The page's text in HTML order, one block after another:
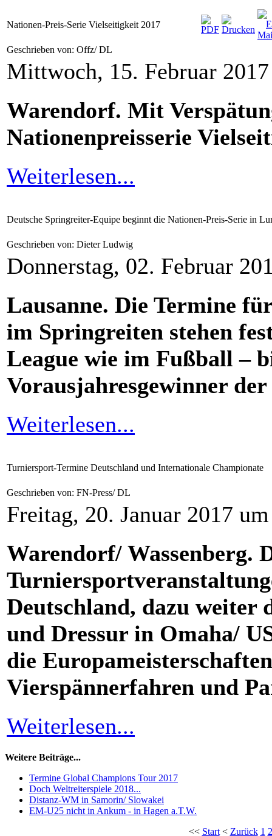
Nationen-Preis-Serie Vielseitigkeit 2017
Geschrieben von: Offz/ DL
Mittwoch, 15. Februar
Warendorf. Mit
Nationenpreisserie
Weiterlesen...
Deutsche Springreiter-Equipe beginnt die Nationen-Preis-Serie in
Geschrieben von: Dieter Ludwig
Donnerstag, 02. Februar
Lausanne. Die Termine
im Springreiten stehen
League wie im Fußball –
Vorausjahresgewinner
Weiterlesen...
Turniersport-Termine Deutschland und Internationale Championate
Geschrieben von: FN-Press/ DL
Freitag, 20. Januar 2017
Warendorf/ Wassenberg.
Deutschland, dazu weiter
und Dressur in Omaha/
die
Vierspännerfahren und
Weiterlesen...
Weitere Beiträge...
Termine Global Champions Tour 2017
Doch Weltreiterspiele 2018...
Distanz-WM in Samorin/ Slowakei
EM-U25 nicht in Ankum - in Hagen a.T.W.
<< Start< Zurück 1 2